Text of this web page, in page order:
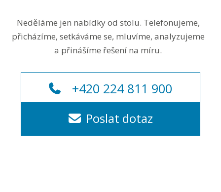
Neděláme jen nabídky od stolu. Telefonujeme,
přicházíme, setkáváme se, mluvíme, analyzujeme
a přinášíme řešení na míru.
+420 224 811 900
Poslat dotaz